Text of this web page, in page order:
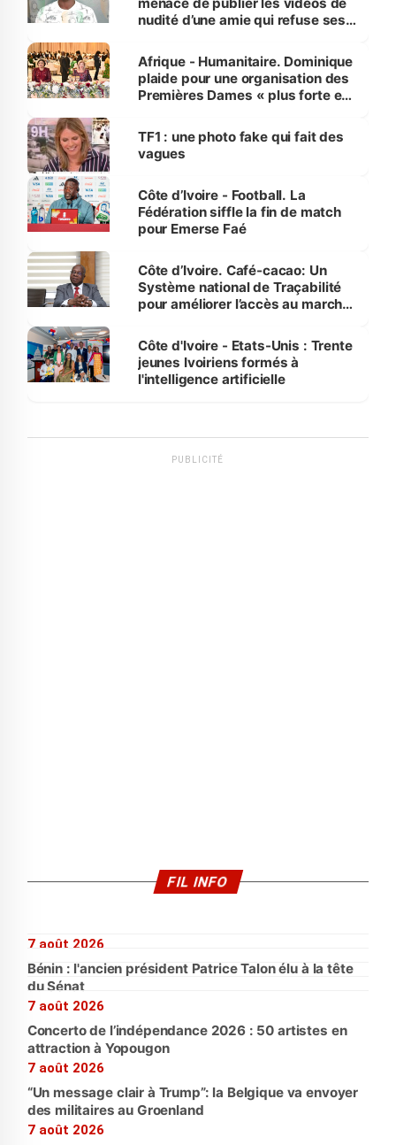
nudité d’une amie qui refuse ses
Afrique - Humanitaire. Dominique
plaide pour une organisation des
Premières Dames « plus forte et
sur la scène internationale »
TF1 : une photo fake qui fait des
vagues
Côte d’Ivoire - Football. La
Fédération siffle la fin de match
pour Emerse Faé
Côte d’Ivoire. Café-cacao: Un
Système national de Traçabilité
pour améliorer l’accès au marché
Côte d'Ivoire - Etats-Unis : Trente
jeunes Ivoiriens formés à
l'intelligence artificielle
PUBLICITÉ
FIL INFO
7 août 2026
Bénin : l'ancien président Patrice Talon élu à la tête
du Sénat
7 août 2026
Concerto de l’indépendance 2026 : 50 artistes en
attraction à Yopougon
7 août 2026
“Un message clair à Trump”: la Belgique va envoyer
des militaires au Groenland
7 août 2026